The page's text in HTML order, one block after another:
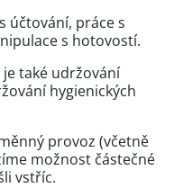
účtování, práce s
s hotovostí.
také udržování
hygienických
provoz (včetně
možnost částečné
vstříc.